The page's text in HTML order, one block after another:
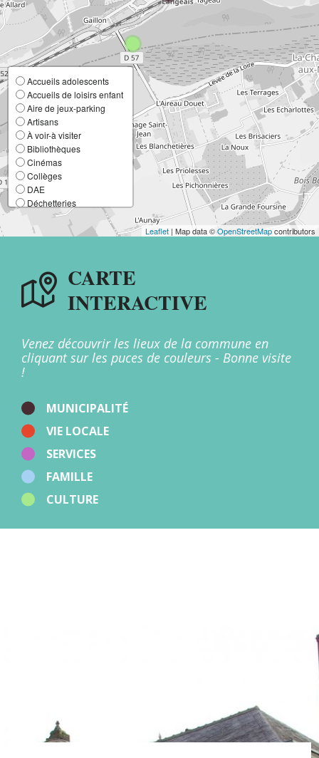
Accueils adolescents
Accueils de loisirs enfant
Aire de jeux-parking
Artisans
À voir-à visiter
Bibliothèques
Cinémas
Collèges
DAE
Déchetteries
Ecoles élémentaires
Ecoles maternelles
Lieux de culte
Mairies
Multi-accueil
Offices de Tourisme
Points d'apport volontaire
Restaurants
Salles
Sport
Zones d'activités
Autres
Leaflet | Map data ©OpenStreetMapcontributors
CARTE
INTERACTIVE
Venez découvrir les lieux de la commune en
cliquant sur les puces de couleurs - Bonne visite
!
MUNICIPALITÉ
VIE LOCALE
SERVICES
FAMILLE
CULTURE